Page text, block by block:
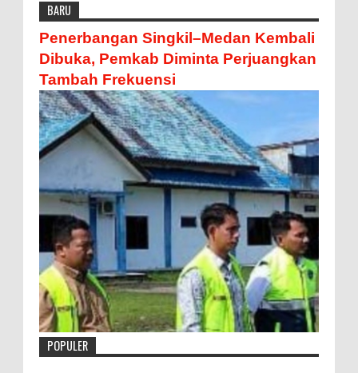
BARU
Penerbangan Singkil–Medan Kembali
Dibuka, Pemkab Diminta Perjuangkan
Tambah Frekuensi
POPULER